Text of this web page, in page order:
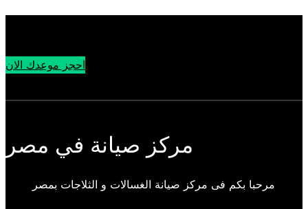
احجز موعدك الان
مركز صيانة في مصر
مرحبا بكم فى مركز صيانة الغسالات و الثلاجات بمصر